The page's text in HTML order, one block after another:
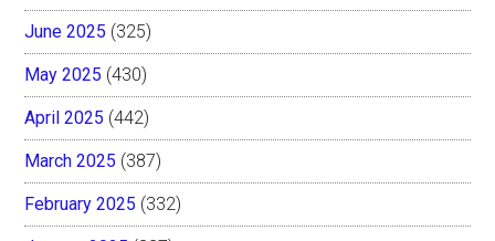
June 2025 (325)
May 2025 (430)
April 2025 (442)
March 2025 (387)
February 2025 (332)